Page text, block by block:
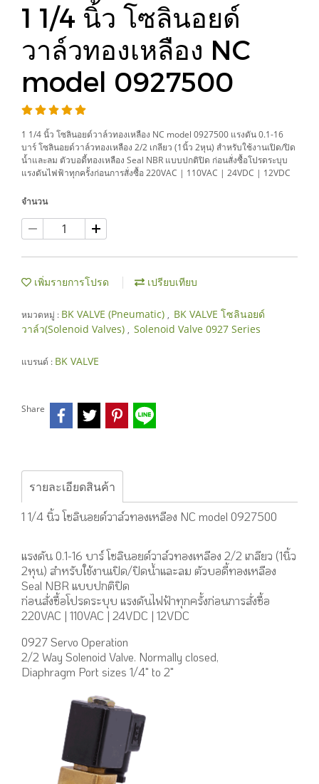
1 1/4 นิ้ว โซลินอยด์
วาล์วทองเหลือง NC
model 0927500
1 1/4 นิ้ว โซลินอยด์วาล์วทองเหลือง NC model 0927500 แรงดัน 0.1-16
บาร์ โซลินอยด์วาล์วทองเหลือง 2/2 เกลียว (1นิ้ว 2หุน) สำหรับใช้งานเปิด/ปิด
น้ำและลม ตัวบอดี้ทองเหลือง Seal NBR แบบปกติปิด ก่อนสั่งซื้อโปรดระบุบ
แรงดันไฟฟ้าทุกครั้งก่อนการสั่งซื้อ 220VAC | 110VAC | 24VDC | 12VDC
จำนวน
เพิ่มรายการโปรด เปรียบเทียบ
หมวดหมู่ : BK VALVE (Pneumatic) , BK VALVE โซลินอยด์
วาล์ว(Solenoid Valves) , Solenoid Valve 0927 Series
แบรนด์ : BK VALVE
Share
รายละเอียดสินค้า
1 1/4 นิ้ว โซลินอยด์วาล์วทองเหลือง NC model 0927500
แรงดัน 0.1-16 บาร์ โซลินอยด์วาล์วทองเหลือง 2/2 เกลียว (1นิ้ว
2หุน) สำหรับใช้งานเปิด/ปิดน้ำและลม ตัวบอดี้ทองเหลือง
Seal NBR แบบปกติปิด
ก่อนสั่งซื้อโปรดระบุบ แรงดันไฟฟ้าทุกครั้งก่อนการสั่งซื้อ
220VAC | 110VAC | 24VDC | 12VDC
0927 Servo Operation
2/2 Way Solenoid Valve. Normally closed,
Diaphragm Port sizes 1/4" to 2"